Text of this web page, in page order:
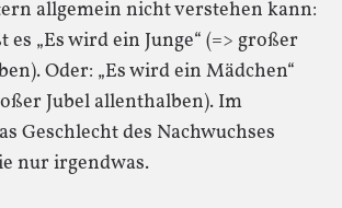
allgemein nicht verstehen kann:
„Es wird ein Junge“ (=> großer
Oder: „Es wird ein Mädchen“
Jubel allenthalben). Im
Geschlecht des Nachwuchses
nur irgendwas.